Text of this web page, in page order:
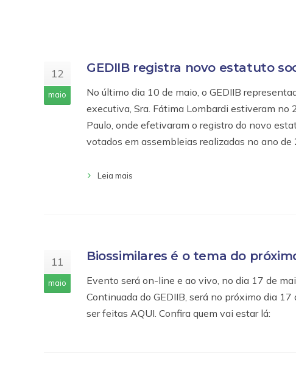
12
maio
GEDIIB registra novo estatuto
No último dia 10 de maio, o GEDIIB
executiva, Sra. Fátima Lombardi estiveram no
Paulo, onde efetivaram o registro do novo
votados em assembleias realizadas no ano de
Leia mais
11
maio
Biossimilares é o tema do
Evento será on-line e ao vivo, no dia 17 de
Continuada do GEDIIB, será no próximo dia
ser feitas AQUI. Confira quem vai estar lá: